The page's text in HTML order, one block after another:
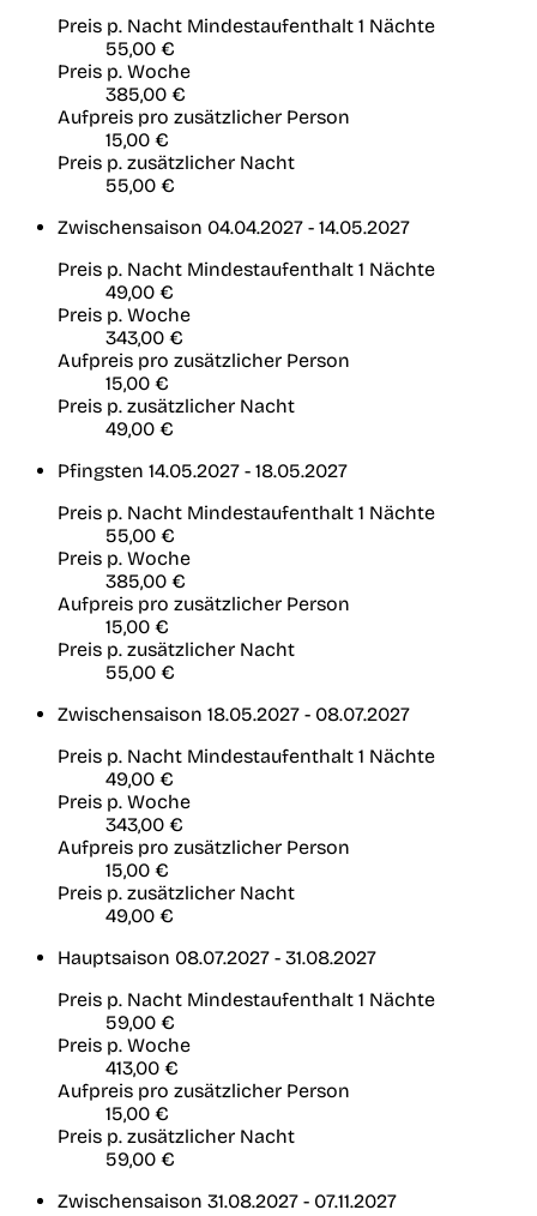
Preis p. Nacht Mindestaufenthalt 1 Nächte
55,00 €
Preis p. Woche
385,00 €
Aufpreis pro zusätzlicher Person
15,00 €
Preis p. zusätzlicher Nacht
55,00 €
Zwischensaison 04.04.2027 - 14.05.2027
Preis p. Nacht Mindestaufenthalt 1 Nächte
49,00 €
Preis p. Woche
343,00 €
Aufpreis pro zusätzlicher Person
15,00 €
Preis p. zusätzlicher Nacht
49,00 €
Pfingsten 14.05.2027 - 18.05.2027
Preis p. Nacht Mindestaufenthalt 1 Nächte
55,00 €
Preis p. Woche
385,00 €
Aufpreis pro zusätzlicher Person
15,00 €
Preis p. zusätzlicher Nacht
55,00 €
Zwischensaison 18.05.2027 - 08.07.2027
Preis p. Nacht Mindestaufenthalt 1 Nächte
49,00 €
Preis p. Woche
343,00 €
Aufpreis pro zusätzlicher Person
15,00 €
Preis p. zusätzlicher Nacht
49,00 €
Hauptsaison 08.07.2027 - 31.08.2027
Preis p. Nacht Mindestaufenthalt 1 Nächte
59,00 €
Preis p. Woche
413,00 €
Aufpreis pro zusätzlicher Person
15,00 €
Preis p. zusätzlicher Nacht
59,00 €
Zwischensaison 31.08.2027 - 07.11.2027